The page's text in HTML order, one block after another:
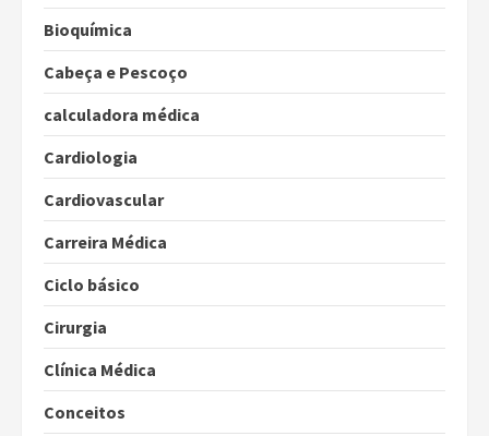
Bioquímica
Cabeça e Pescoço
calculadora médica
Cardiologia
Cardiovascular
Carreira Médica
Ciclo básico
Cirurgia
Clínica Médica
Conceitos